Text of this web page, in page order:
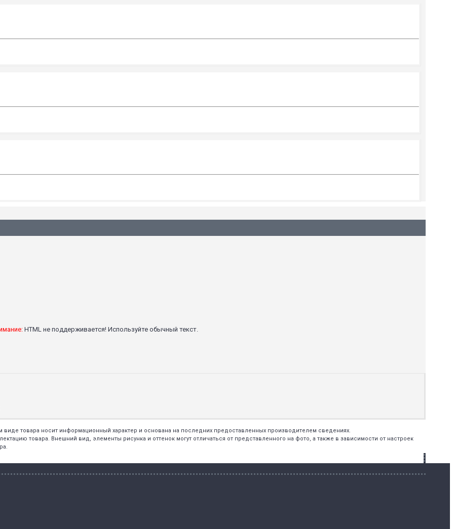
HTML не поддерживается! Используйте обычный текст.
виде товара носит информационный характер и основана на последних предоставленных производителем сведениях.
товара. Внешний вид, элементы рисунка и оттенок могут отличаться от представленного на фото, а также в зависимости от настроек